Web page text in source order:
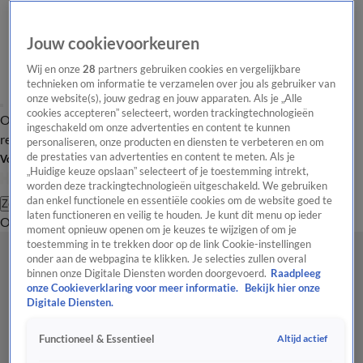
Overzicht Laatste nieuws Regionieuws Het beste van Hart
Tip de
redactie
Volg Hart van Nederland
Zoeken
OverzichtRegioUitzendingenWeerTip de redactiePanelVideo's
Jouw cookievoorkeuren
Wij en onze28 partners gebruiken cookies en vergelijkbare
technieken om informatie te verzamelen over jou als gebruiker van
onze website(s), jouw gedrag en jouw apparaten. Als je „Alle
cookies accepteren” selecteert, worden trackingtechnologieën
ingeschakeld om onze advertenties en content te kunnen
personaliseren, onze producten en diensten te verbeteren en om
de prestaties van advertenties en content te meten. Als je
„Huidige keuze opslaan” selecteert of je toestemming intrekt,
worden deze trackingtechnologieën uitgeschakeld. We gebruiken
dan enkel functionele en essentiële cookies om de website goed te
laten functioneren en veilig te houden. Je kunt dit menu op ieder
moment opnieuw openen om je keuzes te wijzigen of om je
toestemming in te trekken door op de link Cookie-instellingen
onder aan de webpagina te klikken. Je selecties zullen overal
binnen onze Digitale Diensten worden doorgevoerd. Raadpleeg
onze Cookieverklaring voor meer informatie.
Bekijk hier onze
Digitale Diensten.
Functioneel & Essentieel Altijd actief